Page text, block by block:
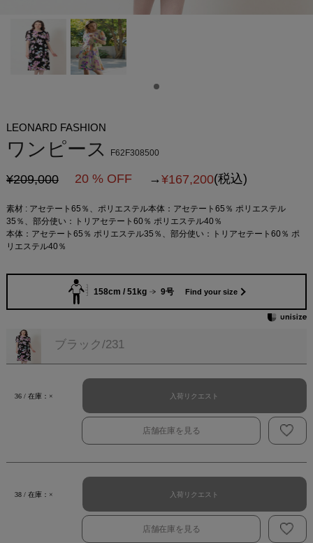
LEONARD FASHION
ワンピース F62F308500
¥209,000 20 % OFF →¥167,200(税込)
素材 : アセテート65％、ポリエステル本体：アセテート65％ ポリエステル
35％、部分使い：トリアセテート60％ ポリエステル40％
本体：アセテート65％ ポリエステル35％、部分使い：トリアセテート60％ ポ
リエステル40％
158cm / 51kg 9号 Find your size
ブラック/231
36 / 在庫：× 入荷リクエスト
店舗在庫を見る
38 / 在庫：× 入荷リクエスト
店舗在庫を見る